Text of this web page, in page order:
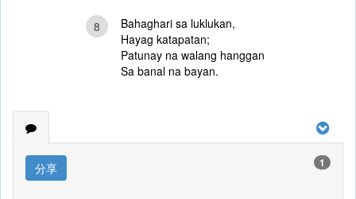
8
Bahaghari sa luklukan,
Hayag katapatan;
Patunay na walang hanggan
Sa banal na bayan.
分享 1